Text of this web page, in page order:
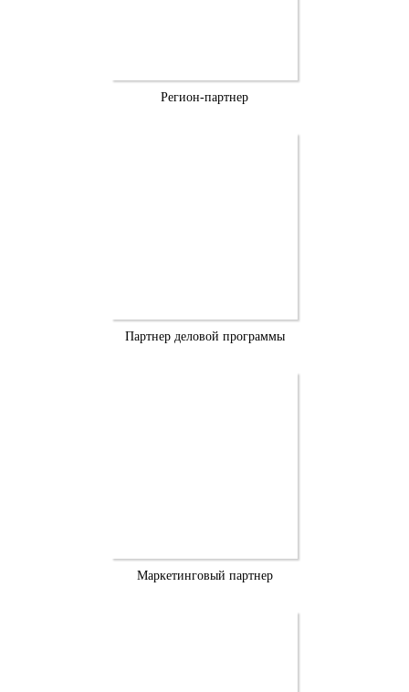
Регион-партнер
Партнер деловой программы
Маркетинговый партнер